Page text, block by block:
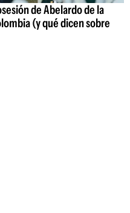
de Abelardo de la
(y qué dicen sobre